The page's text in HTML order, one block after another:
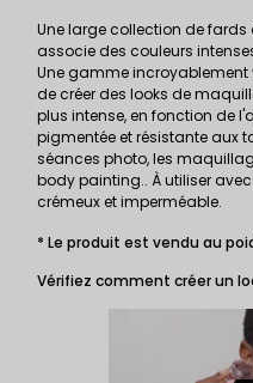
Une large collection de fards
associe des couleurs
Une gamme
de créer des looks de
plus intense, en fonction de
pigmentée et résistante aux
séances photo, les
body painting.. À utiliser
crémeux et imperméable.
* Le produit est vendu au
Vérifiez comment créer un